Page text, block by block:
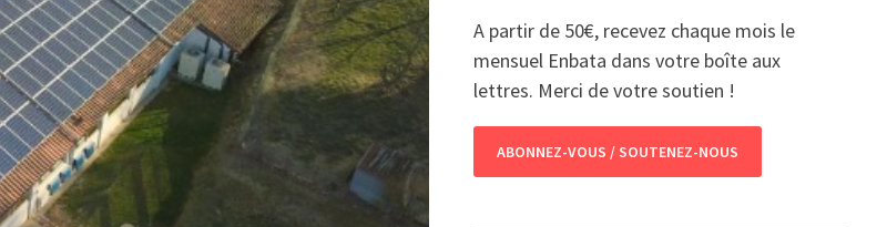
A partir de 50€, recevez chaque mois le
mensuel Enbata dans votre boîte aux
lettres. Merci de votre soutien !
ABONNEZ-VOUS / SOUTENEZ-NOUS